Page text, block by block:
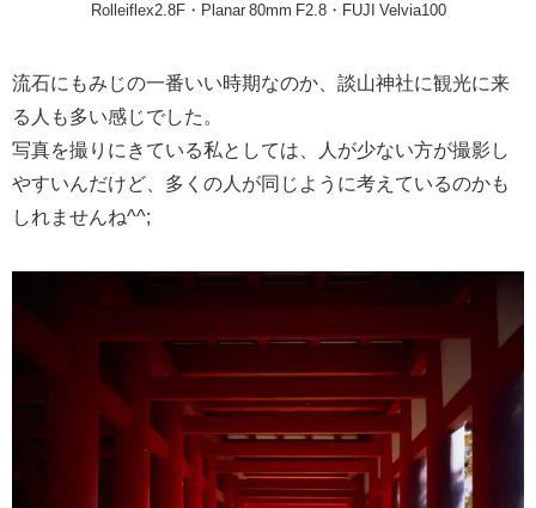
Rolleiflex2.8F・Planar 80mm F2.8・FUJI Velvia100
流石にもみじの一番いい時期なのか、談山神社に観光に来
る人も多い感じでした。
写真を撮りにきている私としては、人が少ない方が撮影し
やすいんだけど、多くの人が同じように考えているのかも
しれませんね^^;